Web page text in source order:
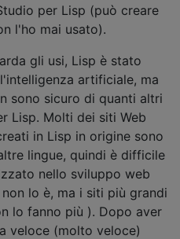
per Lisp (può creare
l'ho mai usato).
gli usi, Lisp è stato
artificiale, ma
sono sicuro di quanti altri
Lisp. Molti dei siti Web
in Lisp in origine sono
lingue, quindi è difficile
nello sviluppo web
lo è, ma i siti più grandi
lo fanno più ). Dopo aver
veloce (molto veloce)